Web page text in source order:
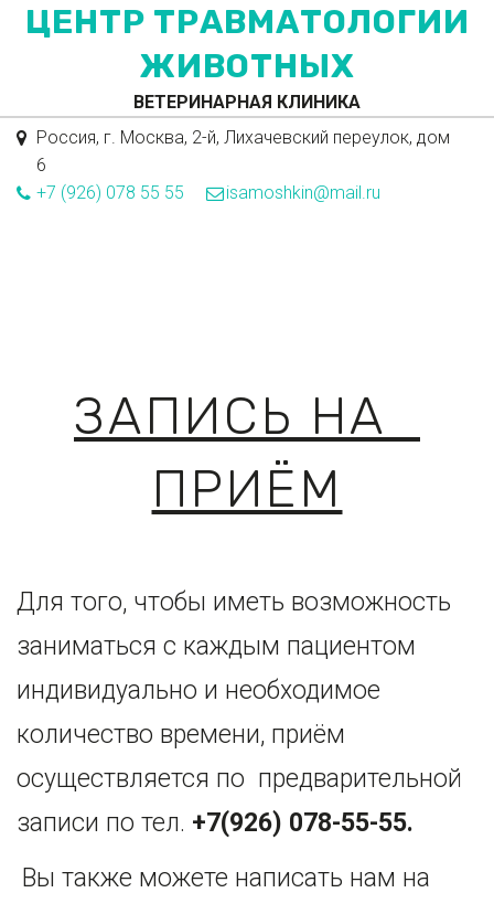
ЦЕНТР ТРАВМАТОЛОГИИ
ЖИВОТНЫХ­­
ВЕТЕРИНАРНАЯ КЛИНИКА
Россия, г. Москва, 2-й, Лихачевский переулок, дом
6
+7 (926) 078 55 55
isamoshkin@mail.ru
ЗАПИСЬ НА
ПРИЁМ
Для того, чтобы иметь возможность
заниматься с каждым пациентом
индивидуально и необходимое
количество времени, приём
осуществляется по  предварительной
записи по тел. +7(926) 078-55-55.
Вы также можете написать нам на